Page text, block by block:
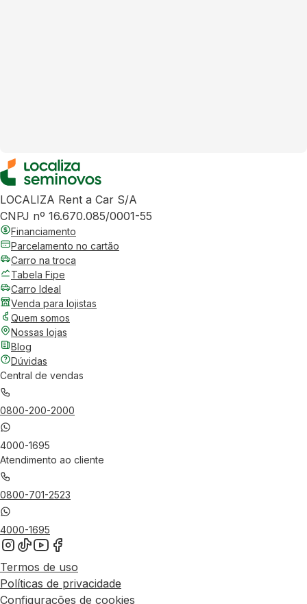
LOCALIZA Rent a Car S/A
CNPJ nº 16.670.085/0001-55
Financiamento
Parcelamento no cartão
Carro na troca
Tabela Fipe
Carro Ideal
Venda para lojistas
Quem somos
Nossas lojas
Blog
Dúvidas
Central de vendas
0800-200-2000
4000-1695
Atendimento ao cliente
0800-701-2523
4000-1695
Termos de uso
Políticas de privacidade
Configurações de cookies